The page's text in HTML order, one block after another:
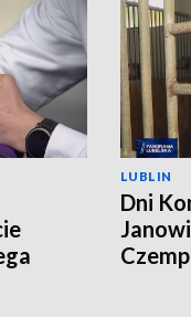
LUBLIN
Dni